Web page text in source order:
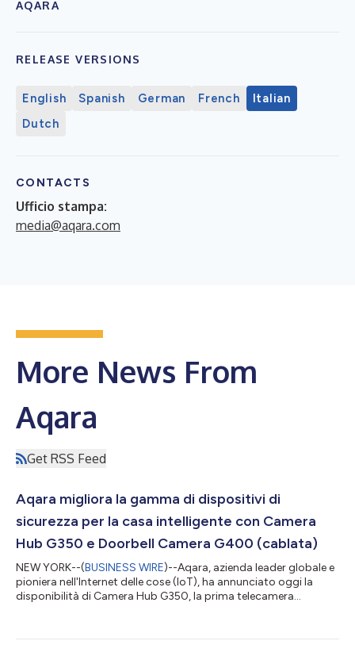
AQARA
RELEASE VERSIONS
English Spanish German French
Italian
Dutch
CONTACTS
Ufficio stampa:
media@aqara.com
More News From
Aqara
Get RSS Feed
Aqara migliora la gamma di dispositivi di
sicurezza per la casa intelligente con Camera
Hub G350 e Doorbell Camera G400 (cablata)
NEW YORK--(BUSINESS WIRE)--Aqara, azienda leader globale e
pioniera nell'Internet delle cose (IoT), ha annunciato oggi la
disponibilità di Camera Hub G350, la prima telecamera
sicurezza di nuova generazione per la casa intelligente. Insieme,